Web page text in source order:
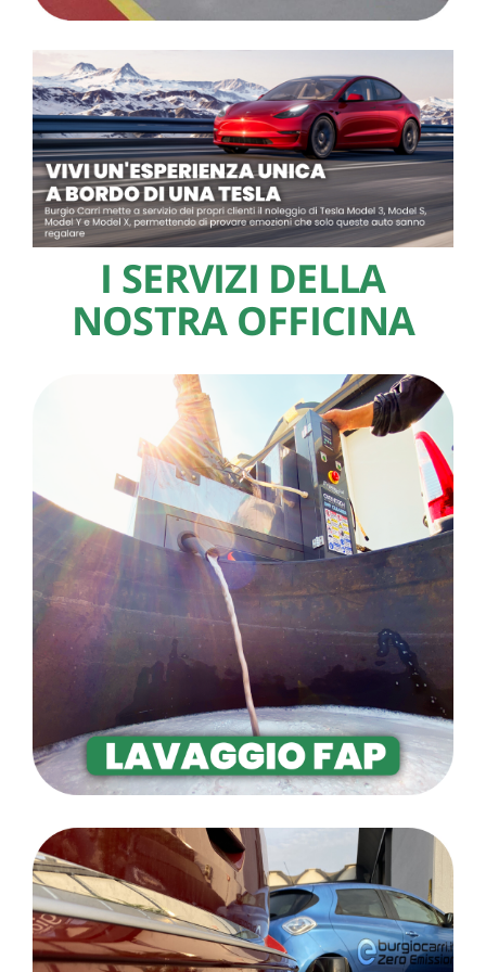
I SERVIZI DELLA
NOSTRA OFFICINA
Salva
impostazioni